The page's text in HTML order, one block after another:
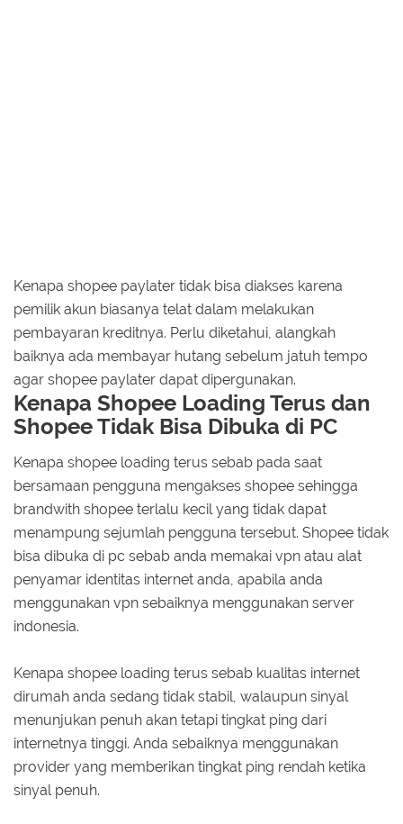
Kenapa shopee paylater tidak bisa diakses karena
pemilik akun biasanya telat dalam melakukan
pembayaran kreditnya. Perlu diketahui, alangkah
baiknya ada membayar hutang sebelum jatuh tempo
agar shopee paylater dapat dipergunakan.
Kenapa Shopee Loading Terus dan
Shopee Tidak Bisa Dibuka di PC
Kenapa shopee loading terus sebab pada saat
bersamaan pengguna mengakses shopee sehingga
brandwith shopee terlalu kecil yang tidak dapat
menampung sejumlah pengguna tersebut. Shopee tidak
bisa dibuka di pc sebab anda memakai vpn atau alat
penyamar identitas internet anda, apabila anda
menggunakan vpn sebaiknya menggunakan server
indonesia.
Kenapa shopee loading terus sebab kualitas internet
dirumah anda sedang tidak stabil, walaupun sinyal
menunjukan penuh akan tetapi tingkat ping dari
internetnya tinggi. Anda sebaiknya menggunakan
provider yang memberikan tingkat ping rendah ketika
sinyal penuh.